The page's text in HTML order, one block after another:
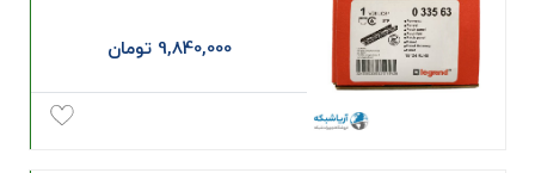
9,840,000 تومان